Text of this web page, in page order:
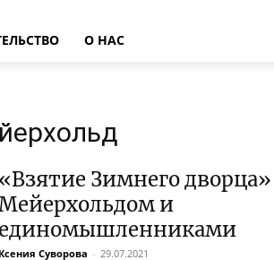
О НАС
«Взятие Зимнего дворца»
и
единомышленниками
Ксения Суворова - 29.07.2021